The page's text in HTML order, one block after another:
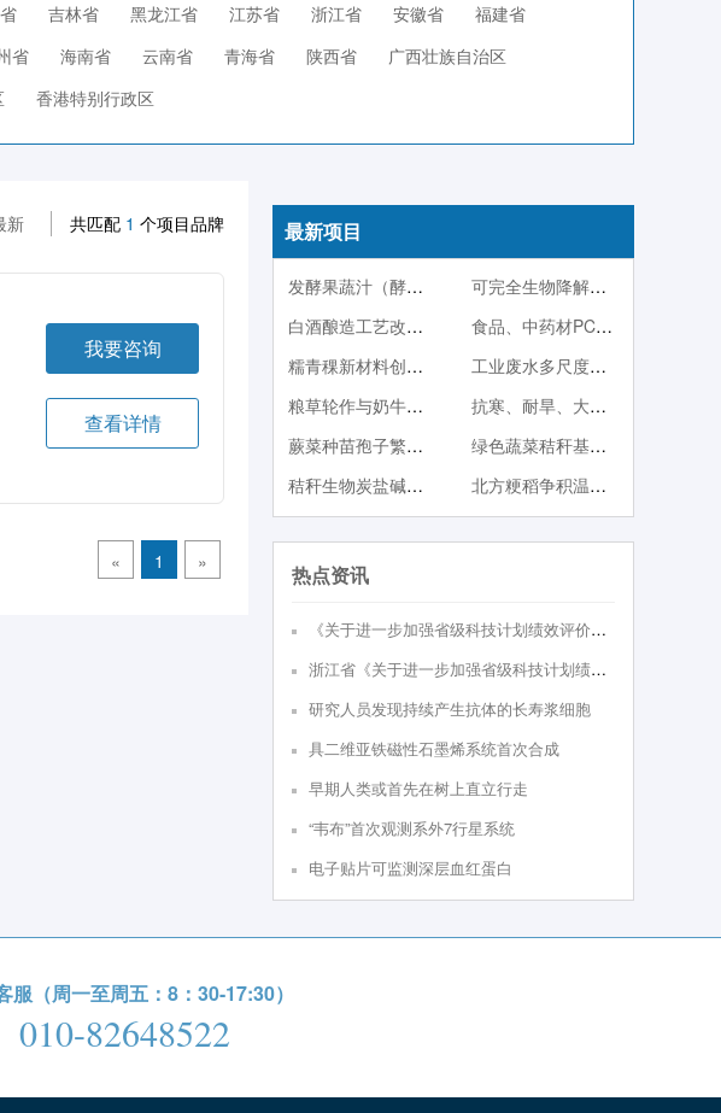
吉林省 黑龙江省 江苏省 浙江省 安徽省
福建省
省 海南省 云南省 青海省 陕西省
广西壮族自治区
香港特别行政区
新 共匹配 1 个项目品牌
我要咨询
查看详情
« 1 »
最新项目
发酵果蔬汁（酵素）系列产品
可完全生物降解塑料PBS
白酒酿造工艺改良技术
食品、中药材PCR快检技术
糯青稞新材料创制及其产品开发
工业废水多尺度调控生物强化处理与稳定达标技术
粮草轮作与奶牛一体化产业技术体系
抗寒、耐旱、大果型蓝靛果品种与种苗繁殖技术
蕨菜种苗孢子繁殖与人工栽培技术
绿色蔬菜秸秆基质栽培
秸秆生物炭盐碱地改良与中低产田改造技术
北方粳稻争积温育秧方法
热点资讯
《关于进⼀步加强省级科技计划绩效评价的实施意见（试⾏）》政策解读
浙江省《关于进一步加强省级科技计划绩效评价的实施意见（试行）》
研究人员发现持续产生抗体的长寿浆细胞
具二维亚铁磁性石墨烯系统首次合成
早期人类或首先在树上直立行走
“韦布”首次观测系外7行星系统
电子贴片可监测深层血红蛋白
服（周一至周五：8：30-17:30）
010-82648522